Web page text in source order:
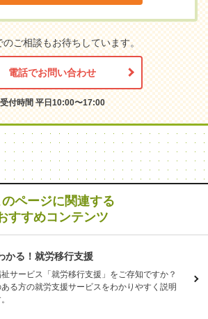
のご相談もお待ちしています。
電話でお問い合わせ
受付時間 平日10:00〜17:00
のページに関連する
すすめコンテンツ
かる！就労移行支援
サービス「就労移行支援」をご存知ですか？
る方の就労支援サービスをわかりやすく説明